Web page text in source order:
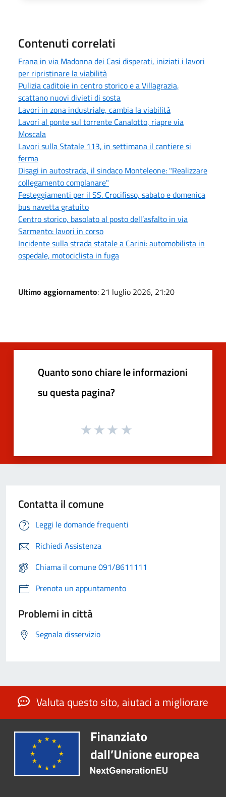
Contenuti correlati
Frana in via Madonna dei Casi disperati, iniziati i lavori
per ripristinare la viabilità
Pulizia caditoie in centro storico e a Villagrazia,
scattano nuovi divieti di sosta
Lavori in zona industriale, cambia la viabilità
Lavori al ponte sul torrente Canalotto, riapre via
Moscala
Lavori sulla Statale 113, in settimana il cantiere si
ferma
Disagi in autostrada, il sindaco Monteleone: "Realizzare
collegamento complanare"
Festeggiamenti per il SS. Crocifisso, sabato e domenica
bus navetta gratuito
Centro storico, basolato al posto dell’asfalto in via
Sarmento: lavori in corso
Incidente sulla strada statale a Carini: automobilista in
ospedale, motociclista in fuga
Ultimo aggiornamento: 21 luglio 2026, 21:20
Quanto sono chiare le informazioni
su questa pagina?
Contatta il comune
Leggi le domande frequenti
Richiedi Assistenza
Chiama il comune 091/8611111
Prenota un appuntamento
Problemi in città
Segnala disservizio
Valuta questo sito, aiutaci a migliorare